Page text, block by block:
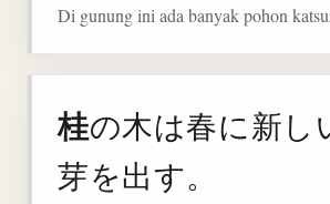
Di gunung ini ada banyak pohon
桂の木は春に新し
芽を出す。